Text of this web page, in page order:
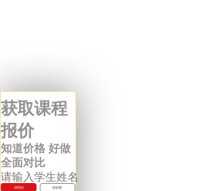
获取课程
报价
知道价格 好做
全面对比
物理组 历史组